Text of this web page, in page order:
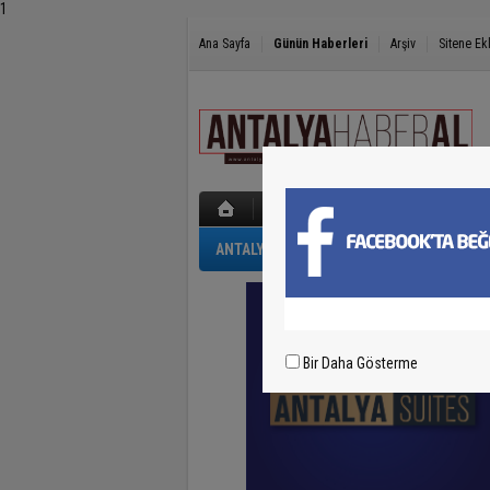
1
Ana Sayfa Günün Haberleri Arşiv Sitene
ANTALYA GÜNCEL POLİS-ADLİYE
Bir Daha Gösterme